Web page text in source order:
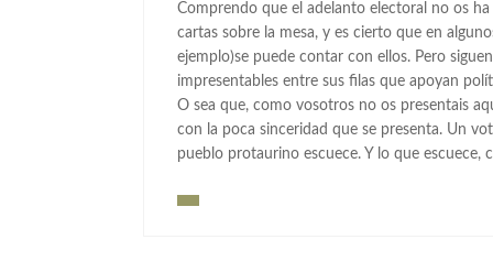
Comprendo que el adelanto electoral no os
cartas sobre la mesa, y es cierto que en
ejemplo)se puede contar con ellos. Pero
impresentables entre sus filas que apoyan
O sea que, como vosotros no os presentais
con la poca sinceridad que se presenta. Un
pueblo protaurino escuece. Y lo que escuece,